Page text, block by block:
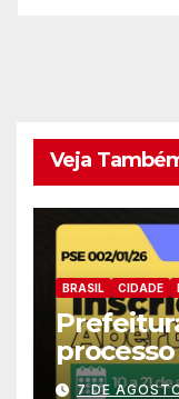
Veja
BRASIL CIDADE
7 DE